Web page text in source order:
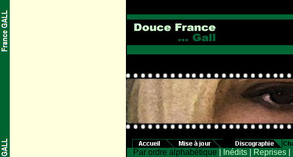
Par ordre alphabétique Inédits Reprises